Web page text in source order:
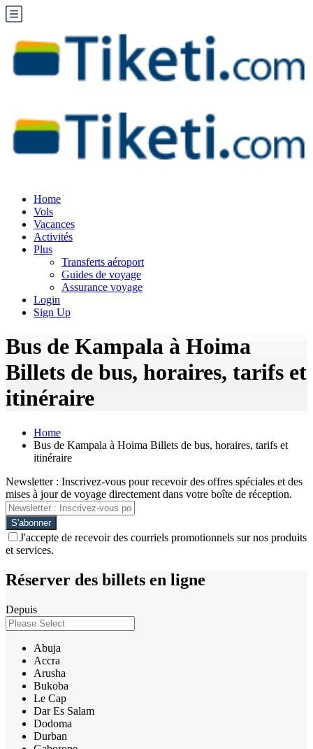
Home
Vols
Vacances
Activités
Plus
Transferts aéroport
Guides de voyage
Assurance voyage
Login
Sign Up
Bus de Kampala à Hoima
Billets de bus, horaires, tarifs et
itinéraire
Home
Bus de Kampala à Hoima Billets de bus, horaires, tarifs et
itinéraire
Newsletter : Inscrivez-vous pour recevoir des offres spéciales et des
mises à jour de voyage directement dans votre boîte de réception.
J'accepte de recevoir des courriels promotionnels sur nos produits
et services.
Réserver des billets en ligne
Depuis
Abuja
Accra
Arusha
Bukoba
Le Cap
Dar Es Salam
Dodoma
Durban